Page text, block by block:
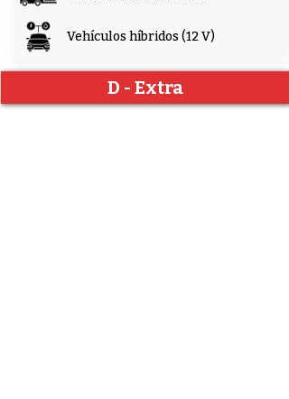
Vehículos híbridos (12 V)
D - Extra